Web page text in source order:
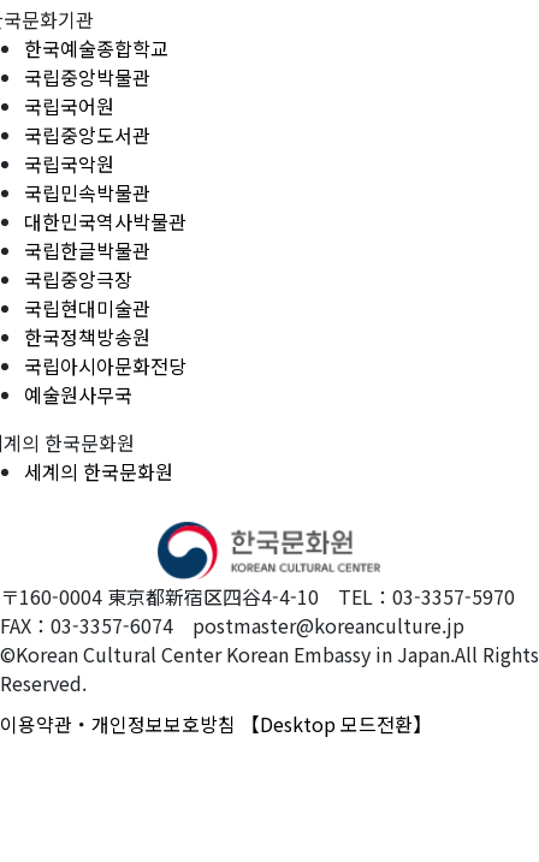
문화기관
한국예술종합학교
국립중앙박물관
국립국어원
국립중앙도서관
국립국악원
국립민속박물관
대한민국역사박물관
국립한글박물관
국립중앙극장
국립현대미술관
한국정책방송원
국립아시아문화전당
예술원사무국
의 한국문화원
세계의 한국문화원
〒160-0004 東京都新宿区四谷4-4-10 TEL：03-3357-5970
FAX：03-3357-6074 postmaster@koreanculture.jp
©Korean Cultural Center Korean Embassy in Japan.All Rights
Reserved.
이용약관・개인정보보호방침
【Desktop 모드전환】